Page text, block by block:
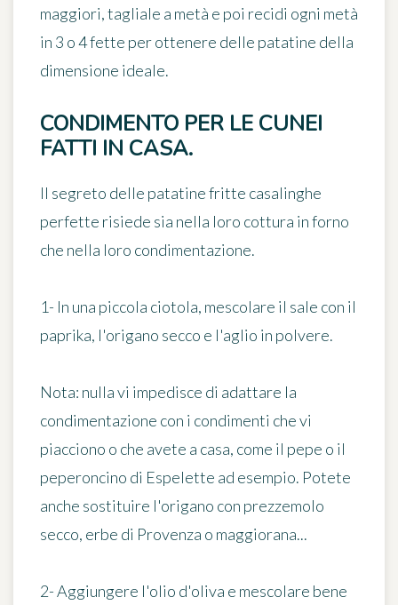
maggiori, tagliale a metà e poi recidi ogni metà
in 3 o 4 fette per ottenere delle patatine della
dimensione ideale.
CONDIMENTO PER LE CUNEI
FATTI IN CASA.
Il segreto delle patatine fritte casalinghe
perfette risiede sia nella loro cottura in forno
che nella loro condimentazione.
1- In una piccola ciotola, mescolare il sale con il
paprika, l'origano secco e l'aglio in polvere.
Nota: nulla vi impedisce di adattare la
condimentazione con i condimenti che vi
piacciono o che avete a casa, come il pepe o il
peperoncino di Espelette ad esempio. Potete
anche sostituire l'origano con prezzemolo
secco, erbe di Provenza o maggiorana...
2- Aggiungere l'olio d'oliva e mescolare bene